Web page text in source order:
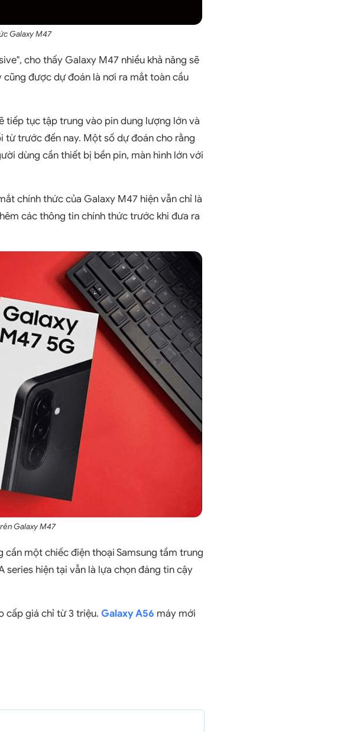
Galaxy M47
cho thấy Galaxy M47 nhiều khả năng sẽ
được dự đoán là nơi ra mắt toàn cầu
tiếp tục tập trung vào pin dung lượng lớn và
từ trước đến nay. Một số dự đoán cho rằng
dùng cần thiết bị bền pin, màn hình lớn với
chính thức của Galaxy M47 hiện vẫn chỉ là
các thông tin chính thức trước khi đưa ra
Galaxy M47
cần một chiếc điện thoại Samsung tầm trung
series hiện tại vẫn là lựa chọn đáng tin cậy
cấp giá chỉ từ 3 triệu. Galaxy A56 máy mới